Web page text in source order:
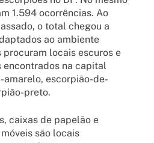
1.594 ocorrências. Ao
o total chegou a
ao ambiente
procuram locais escuros e
encontrados na capital
escorpião-de-
preto.
caixas de papelão e
são locais